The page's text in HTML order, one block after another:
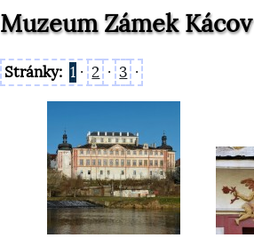
Muzeum Zámek Kácov
Stránky: 1 · 2 · 3 ·